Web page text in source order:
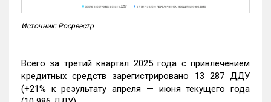
Источник: Росреестр
Всего за третий квартал 2025 года с привлечением
кредитных средств зарегистрировано 13 287 ДДУ
(+21% к результату апреля — июня текущего года